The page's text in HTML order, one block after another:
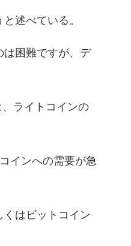
述べている。
は困難ですが、デ
ライトコインの
インへの需要が急
はビットコイン